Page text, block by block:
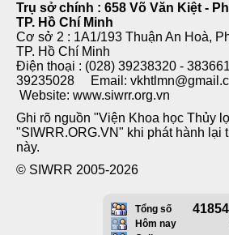
Trụ sở chính : 658 Võ Văn Kiệt -
TP. Hồ Chí Minh
Cơ sở 2 : 1A1/193 Thuận An Hoà,
TP. Hồ Chí Minh
Điện thoại : (028) 39238320 -
39235028 Email:
Website: www.siwrr.org.vn
Ghi rõ nguồn "Viện Khoa học Thủy
"SIWRR.ORG.VN" khi phát hành lại
này.
© SIWRR 2005-2026
Tổng số
Hôm nay